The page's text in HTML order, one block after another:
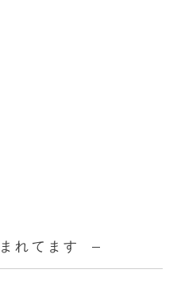
れてます